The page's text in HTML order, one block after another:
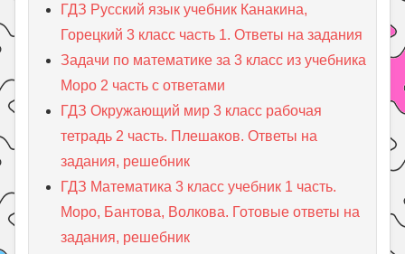
ГДЗ Русский язык учебник Канакина,
Горецкий 3 класс часть 1. Ответы на задания
Задачи по математике за 3 класс из учебника
Моро 2 часть с ответами
ГДЗ Окружающий мир 3 класс рабочая
тетрадь 2 часть. Плешаков. Ответы на
задания, решебник
ГДЗ Математика 3 класс учебник 1 часть.
Моро, Бантова, Волкова. Готовые ответы на
задания, решебник